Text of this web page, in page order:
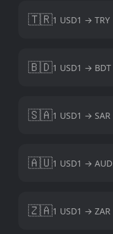
🇹🇷1 USD1 → TRY
🇧🇩1 USD1 → BDT
🇸🇦1 USD1 → SAR
🇦🇺1 USD1 → AUD
🇿🇦1 USD1 → ZAR